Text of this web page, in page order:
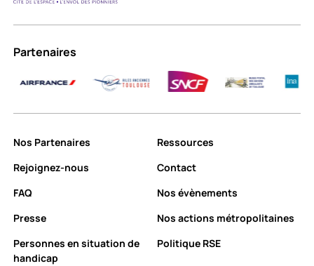
Partenaires
Nos Partenaires
Ressources
Rejoignez-nous
Contact
FAQ
Nos évènements
Presse
Nos actions métropolitaines
Personnes en situation de
handicap
Politique RSE